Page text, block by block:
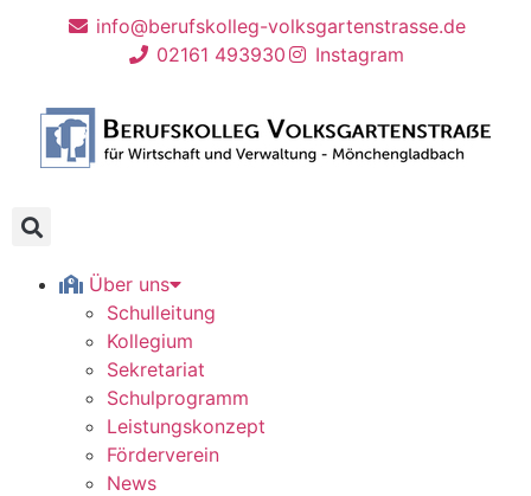
info@berufskolleg-volksgartenstrasse.de
02161 493930
Instagram
Über uns
Schulleitung
Kollegium
Sekretariat
Schulprogramm
Leistungskonzept
Förderverein
News